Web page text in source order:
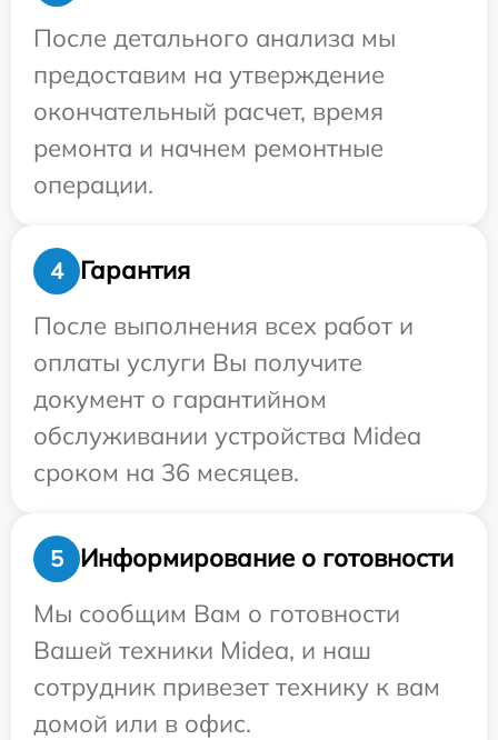
После детального анализа мы
предоставим на утверждение
окончательный расчет, время
ремонта и начнем ремонтные
операции.
4
Гарантия
После выполнения всех работ и
оплаты услуги Вы получите
документ о гарантийном
обслуживании устройства Midea
сроком на 36 месяцев.
5
Информирование о готовности
Мы сообщим Вам о готовности
Вашей техники Midea, и наш
сотрудник привезет технику к вам
домой или в офис.